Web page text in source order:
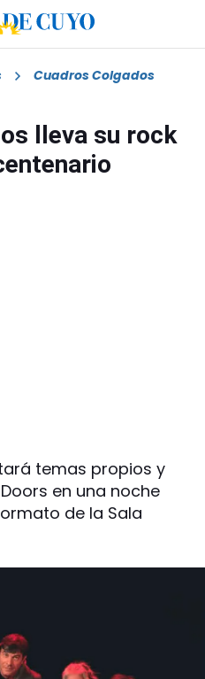
Cuadros Colgados
lleva su rock
temas propios y
en una noche
de la Sala